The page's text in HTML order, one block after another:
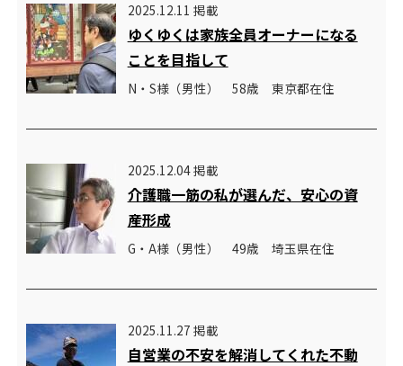
2025.12.11 掲載
ゆくゆくは家族全員オーナーになる
ことを目指して
N・S様（男性） 58歳 東京都在住
2025.12.04 掲載
介護職一筋の私が選んだ、安心の資
産形成
G・A様（男性） 49歳 埼玉県在住
2025.11.27 掲載
自営業の不安を解消してくれた不動